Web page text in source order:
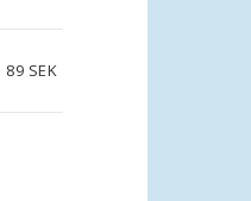
89 SEK